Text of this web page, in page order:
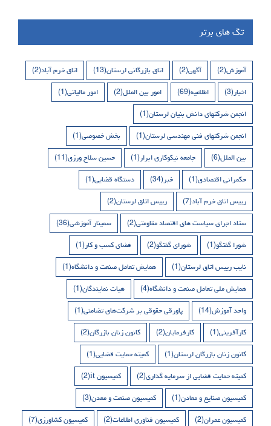
تگ های برتر
آموزش(2) آگهی(2) اتاق بازرگانی لرستان(13) اتاق خرم آباد(2)
اخبار(3) اطلاعیه(69) امور بین الملل(2) امور مالیاتی(1)
انجمن شرکتهای دانش بنیان لرستان(1)
انجمن شرکتهای فنی مهندسی لرستان(1) بخش خصوصی(1)
بین الملل(6) جامعه نیکوکاری ابرار(1) حسین سلاح ورزی(11)
حکمرانی اقتصادی(1) خبر(34) دستگاه قضایی(1)
رییس اتاق خرم آباد(7) رییس اتاق لرستان(2)
ستاد اجرای سیاست های اقتصاد مقاومتی(2) سمینار آموزشی(36)
شورا گفتگو(1) شورای گفتگو(2) فضای کسب و کار(1)
نایب رییس اتاق لرستان(1) همایش تعامل صنعت و دانشگاه(1)
همایش ملی تعامل صنعت و دانشگاه(4) هیات نمایندگان(1)
واحد آموزش(14) پاورقی حقوقی بر شرکت‌های تضامنی(1)
کارآفرینی(1) کارفرمایان(2) کانون زنان بازرگان(2)
کانون زنان بازرگان لرستان(1) کمیته حمایت قضایی(1)
کمیته حمایت قضایی از سرمایه گذاری(2) کمیسیون it (2)
کمیسیون صنایع و معادن(1) کمیسیون صنعت و معدن(3)
کمیسیون عمران(2) کمیسیون فناوری اطلاعات(2) کمیسیون کشاورزی(7)